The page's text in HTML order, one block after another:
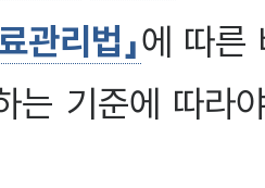
관리법」에 따른
는 기준에 따